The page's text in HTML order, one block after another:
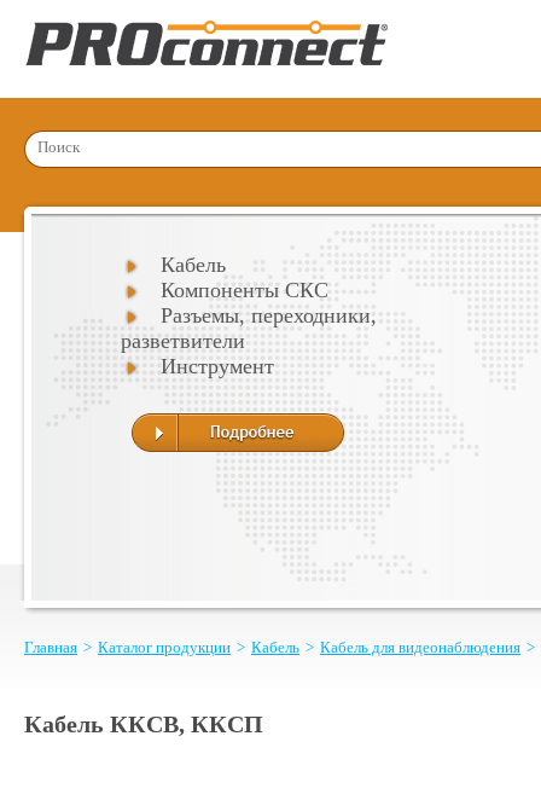
Кабель
Компоненты СКС
Разъемы, переходники,
разветвители
Инструмент
Главная > Каталог продукции > Кабель > Кабель для видеонаблюдения >
Кабель ККСВ, ККСП